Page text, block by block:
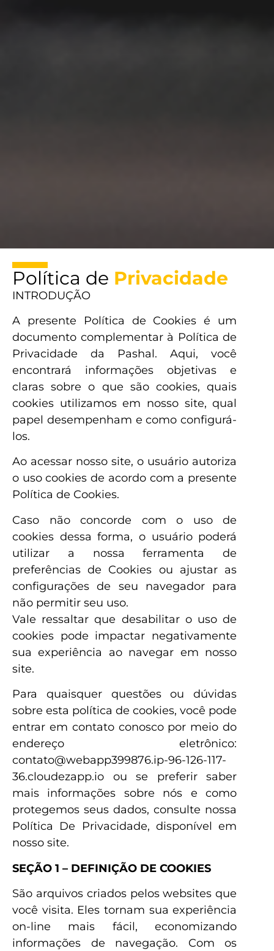
Política de Privacidade
INTRODUÇÃO
A presente Política de Cookies é um
documento complementar à Política de
Privacidade da Pashal. Aqui, você
encontrará informações objetivas e
claras sobre o que são cookies, quais
cookies utilizamos em nosso site, qual
papel desempenham e como configurá-
los.
Ao acessar nosso site, o usuário autoriza
o uso cookies de acordo com a presente
Política de Cookies.
Caso não concorde com o uso de
cookies dessa forma, o usuário poderá
utilizar a nossa ferramenta de
preferências de Cookies ou ajustar as
configurações de seu navegador para
não permitir seu uso.
Vale ressaltar que desabilitar o uso de
cookies pode impactar negativamente
sua experiência ao navegar em nosso
site.
Para quaisquer questões ou dúvidas
sobre esta política de cookies, você pode
entrar em contato conosco por meio do
endereço eletrônico:
contato@webapp399876.ip-96-126-117-
36.cloudezapp.io ou se preferir saber
mais informações sobre nós e como
protegemos seus dados, consulte nossa
Política De Privacidade, disponível em
nosso site.
SEÇÃO 1 – DEFINIÇÃO DE COOKIES
São arquivos criados pelos websites que
você visita. Eles tornam sua experiência
on-line mais fácil, economizando
informações de navegação. Com os